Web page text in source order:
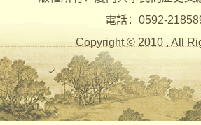
電話：0592-
Copyright © 2010 , All